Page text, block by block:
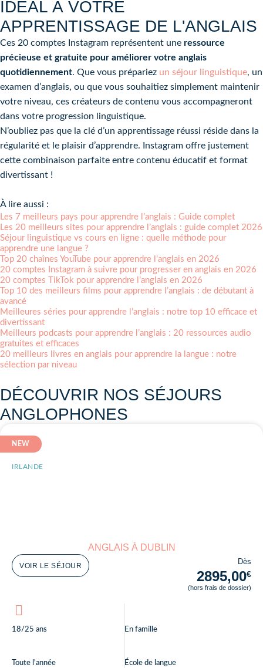
IDÉAL À VOTRE
APPRENTISSAGE DE L'ANGLAIS
Ces 20 comptes Instagram représentent une ressource
précieuse et gratuite pour améliorer votre anglais
quotidiennement. Que vous prépariez un séjour linguistique, un
examen d’anglais, ou que vous souhaitiez simplement maintenir
votre niveau, ces créateurs de contenu vous accompagneront
dans votre progression linguistique.
N’oubliez pas que la clé d’un apprentissage réussi réside dans la
régularité et le plaisir d’apprendre. Instagram offre justement
cette combinaison parfaite entre contenu éducatif et format
divertissant !
À lire aussi :
Les 7 meilleurs pays pour apprendre l’anglais : Guide complet
Les 20 meilleurs sites pour apprendre l’anglais : guide complet 2026
Séjour linguistique vs cours en ligne : quelle méthode pour
apprendre une langue ?
Top 20 chaînes YouTube pour apprendre l’anglais en 2026
20 comptes Instagram à suivre pour progresser en anglais en 2026
20 comptes TikTok pour apprendre l’anglais en 2026
Top 10 des meilleurs films pour apprendre l’anglais : de débutant à
avancé
Meilleures séries pour apprendre l’anglais : notre top 10 efficace et
divertissant
Meilleurs podcasts pour apprendre l’anglais : 20 ressources audio
gratuites et efficaces
20 meilleurs livres en anglais pour apprendre la langue : notre
sélection par niveau
DÉCOUVRIR NOS SÉJOURS
ANGLOPHONES
NEW
IRLANDE
ANGLAIS À DUBLIN
VOIR LE SÉJOUR Dès
2895,00€
(hors frais de dossier)
18/25 ans
Toute l'année
En famille
École de langue